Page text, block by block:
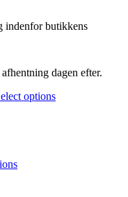
indenfor butikkens
dagen efter.
options